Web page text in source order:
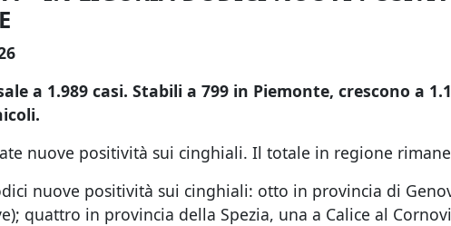
a 1.989 casi. Stabili a 799 in Piemonte, crescono a
nuove positività sui cinghiali. Il totale in regione
nuove positività sui cinghiali: otto in provincia di
quattro in provincia della Spezia, una a Calice al